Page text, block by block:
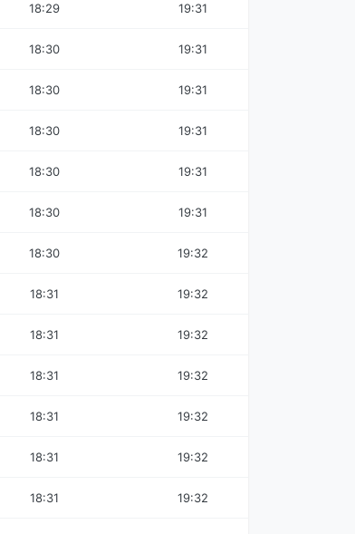
18:29 19:31
18:30 19:31
18:30 19:31
18:30 19:31
18:30 19:31
18:30 19:31
18:30 19:32
18:31 19:32
18:31 19:32
18:31 19:32
18:31 19:32
18:31 19:32
18:31 19:32